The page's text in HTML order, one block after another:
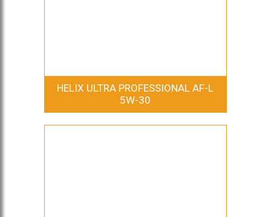
HELIX ULTRA PROFESSIONAL AF-L
5W-30